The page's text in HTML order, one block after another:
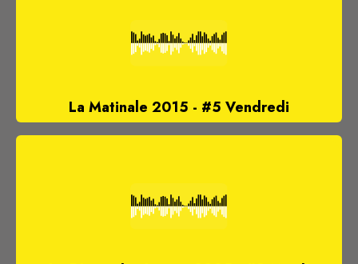
La Matinale 2015 - #5 Vendredi